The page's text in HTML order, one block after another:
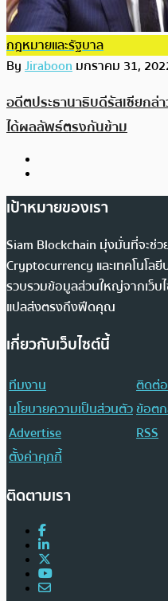
กฎหมายและรัฐบาล
ByJiraboonมกราคม 31,
อดีตประธานาธิบดีรัสเซียกล่
ได้ผลลัพธ์ตรงกันข้าม
เป้าหมายของเรา
Siam Blockchain มุ่งมั่นที่จะช่ว
Cryptocurrency และเทคโนโล
รวบรวมข้อมูลส่วนใหญ่จากเว็บ
แปลส่งตรงถึงฟีดคุณ
เกี่ยวกับเว็บไซต์นี้
ทีมงาน
ติดต่อ
นโยบายความเป็นส่วนตัวข้อตก
Advertise
RSS
ตั้งค่าคุกกี้
ติดตามเรา